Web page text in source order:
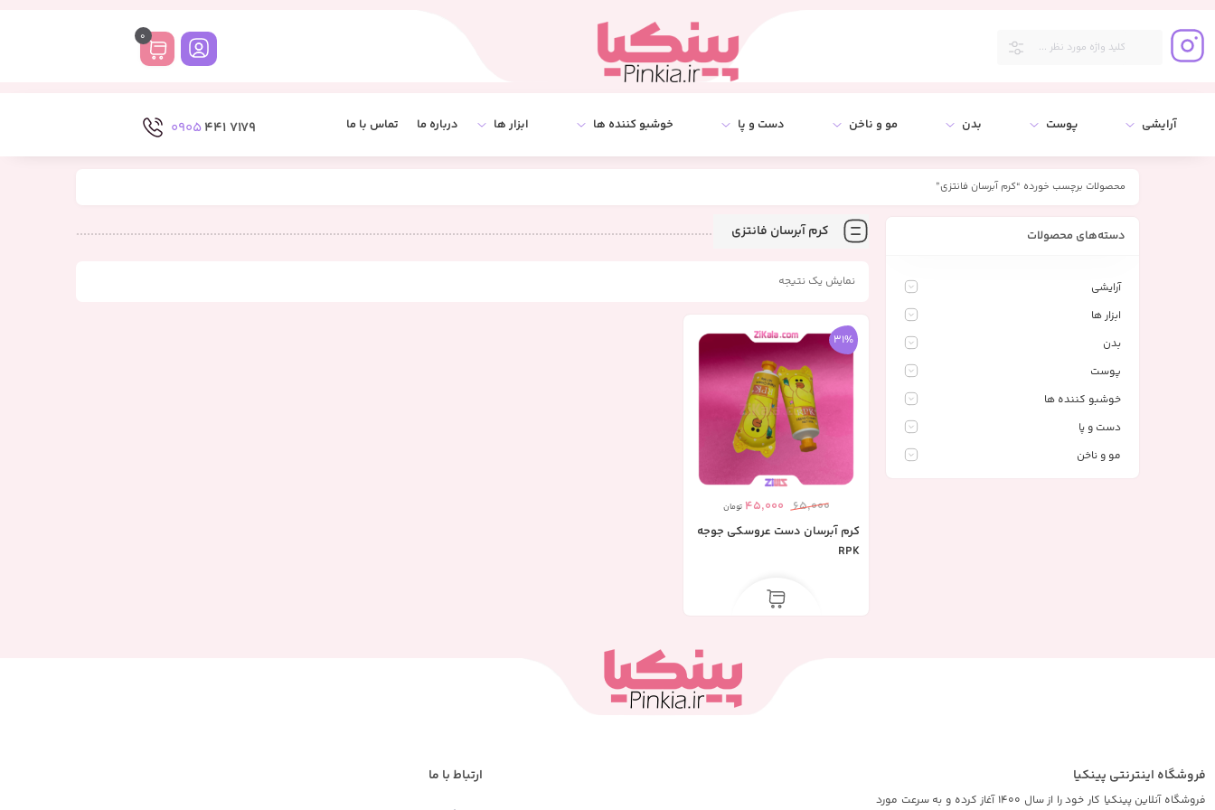
0
آرایشی پوست بدن مو و ناخن دست و پا خوشبو کننده ها ابزار ها درباره ما تماس با ما 7179 441
0905
محصولات برچسب خورده “کرم آبرسان فانتزی”
کرم آبرسان فانتزی
نمایش یک نتیجه
31%
65,000
45,000 تومان
کرم آبرسان دست عروسکی جوجه
RPK
دسته‌های محصولات
آرایشی
ابزار ها
بدن
پوست
خوشبو کننده ها
دست و پا
مو و ناخن
فروشگاه اینترنتی پینکیا
فروشگاه آنلاین پینکیا کار خود را از سال 1400 آغاز کرده و به سرعت مورد
ارتباط با ما